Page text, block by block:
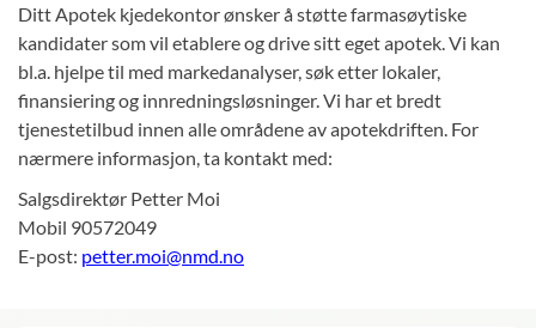
Ditt Apotek kjedekontor ønsker å støtte farmasøytiske
kandidater som vil etablere og drive sitt eget apotek. Vi kan
bl.a. hjelpe til med markedanalyser, søk etter lokaler,
finansiering og innredningsløsninger. Vi har et bredt
tjenestetilbud innen alle områdene av apotekdriften. For
nærmere informasjon, ta kontakt med:
Salgsdirektør Petter Moi
Mobil 90572049
E-post: petter.moi@nmd.no